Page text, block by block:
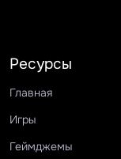
Ресурсы
Главная
Игры
Геймджемы